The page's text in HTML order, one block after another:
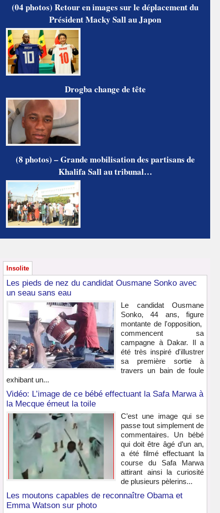
(04 photos) Retour en images sur le déplacement du
Président Macky Sall au Japon
Drogba change de tête
(8 photos) – Grande mobilisation des partisans de
Khalifa Sall au tribunal…
Insolite
Les pieds de nez du candidat Ousmane Sonko avec
un seau sans eau
Le candidat Ousmane
Sonko, 44 ans, figure
montante de l'opposition,
commencent sa
campagne à Dakar. Il a
été très inspiré d'illustrer
sa première sortie à
travers un bain de foule
exhibant un...
Vidéo: L’image de ce bébé effectuant la Safa Marwa à
la Mecque émeut la toile
C’est une image qui se
passe tout simplement de
commentaires. Un bébé
qui doit être âgé d’un an,
a été filmé effectuant la
course du Safa Marwa
attirant ainsi la curiosité
de plusieurs pèlerins...
Les moutons capables de reconnaître Obama et
Emma Watson sur photo